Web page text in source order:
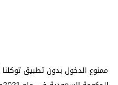
ممنوع الدخول بدون تطبيق توكلنا